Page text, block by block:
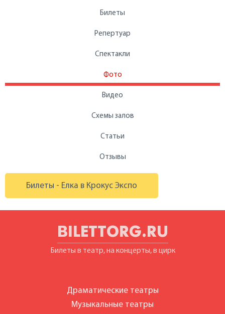
Билеты
Репертуар
Спектакли
Фото
Видео
Схемы залов
Статьи
Отзывы
Билеты - Елка в Крокус Экспо
BILETTORG.RU
Билеты в театр, на концерты, в цирк
Драматические театры
Музыкальные театры